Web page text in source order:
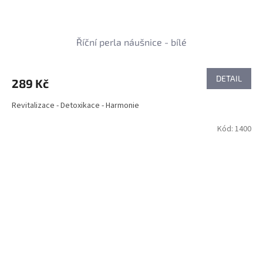
Říční perla náušnice - bílé
289 Kč DETAIL
Revitalizace - Detoxikace - Harmonie
Kód: 1400